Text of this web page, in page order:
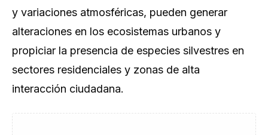
y variaciones atmosféricas, pueden generar
alteraciones en los ecosistemas urbanos y
propiciar la presencia de especies silvestres en
sectores residenciales y zonas de alta
interacción ciudadana.